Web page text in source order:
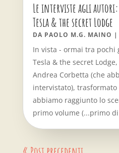
Le interviste agli
Tesla & the secret Lodge
DA PAOLO M.G. MAINO |
In vista - ormai tra
Tesla & the secret
Andrea Corbetta (che
intervistato),
abbiamo raggiunto lo
primo volume (...primo